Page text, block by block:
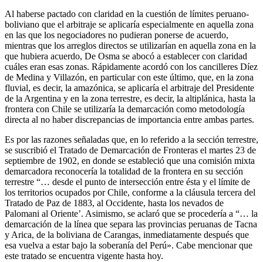
Al haberse pactado con claridad en la cuestión de límites peruano-
boliviano que el arbitraje se aplicaría especialmente en aquella zona
en las que los negociadores no pudieran ponerse de acuerdo,
mientras que los arreglos directos se utilizarían en aquella zona en la
que hubiera acuerdo, De Osma se abocó a establecer con claridad
cuáles eran esas zonas. Rápidamente acordó con los cancilleres Díez
de Medina y Villazón, en particular con este último, que, en la zona
fluvial, es decir, la amazónica, se aplicaría el arbitraje del Presidente
de la Argentina y en la zona terrestre, es decir, la altiplánica, hasta la
frontera con Chile se utilizaría la demarcación como metodología
directa al no haber discrepancias de importancia entre ambas partes.
Es por las razones señaladas que, en lo referido a la sección terrestre,
se suscribió el Tratado de Demarcación de Fronteras el martes 23 de
septiembre de 1902, en donde se estableció que una comisión mixta
demarcadora reconocería la totalidad de la frontera en su sección
terrestre “… desde el punto de intersección entre ésta y el límite de
los territorios ocupados por Chile, conforme a la cláusula tercera del
Tratado de Paz de 1883, al Occidente, hasta los nevados de
Palomani al Oriente’. Asimismo, se aclaró que se procedería a “… la
demarcación de la línea que separa las provincias peruanas de Tacna
y Arica, de la boliviana de Carangas, inmediatamente después que
esa vuelva a estar bajo la soberanía del Perú». Cabe mencionar que
este tratado se encuentra vigente hasta hoy.